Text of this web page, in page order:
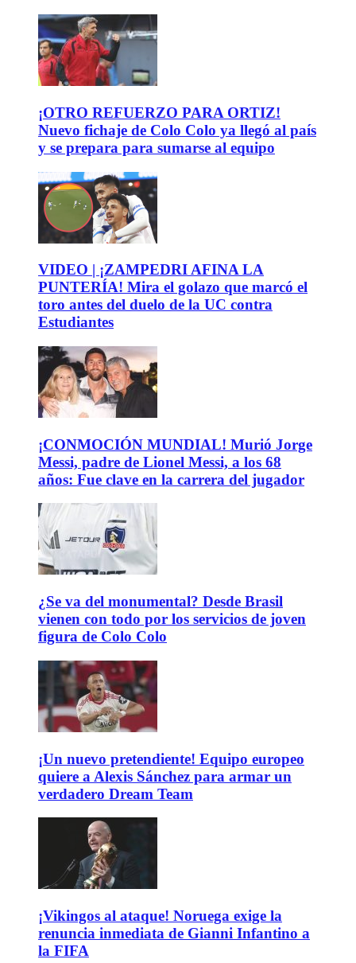
¡OTRO REFUERZO PARA ORTIZ!
Nuevo fichaje de Colo Colo ya llegó al país
y se prepara para sumarse al equipo
VIDEO | ¡ZAMPEDRI AFINA LA
PUNTERÍA! Mira el golazo que marcó el
toro antes del duelo de la UC contra
Estudiantes
¡CONMOCIÓN MUNDIAL! Murió Jorge
Messi, padre de Lionel Messi, a los 68
años: Fue clave en la carrera del jugador
¿Se va del monumental? Desde Brasil
vienen con todo por los servicios de joven
figura de Colo Colo
¡Un nuevo pretendiente! Equipo europeo
quiere a Alexis Sánchez para armar un
verdadero Dream Team
¡Vikingos al ataque! Noruega exige la
renuncia inmediata de Gianni Infantino a
la FIFA